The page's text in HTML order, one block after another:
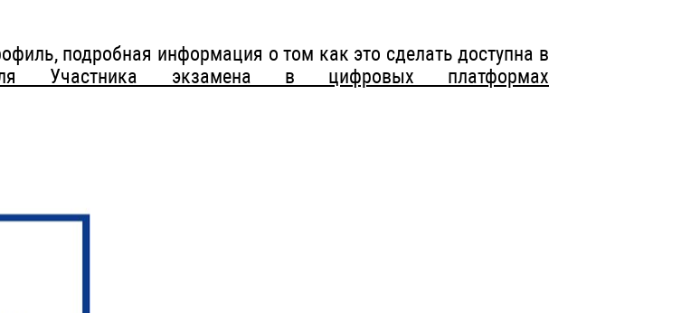
подробная информация о том как это сделать доступна в
Участника экзамена в цифровых платформах